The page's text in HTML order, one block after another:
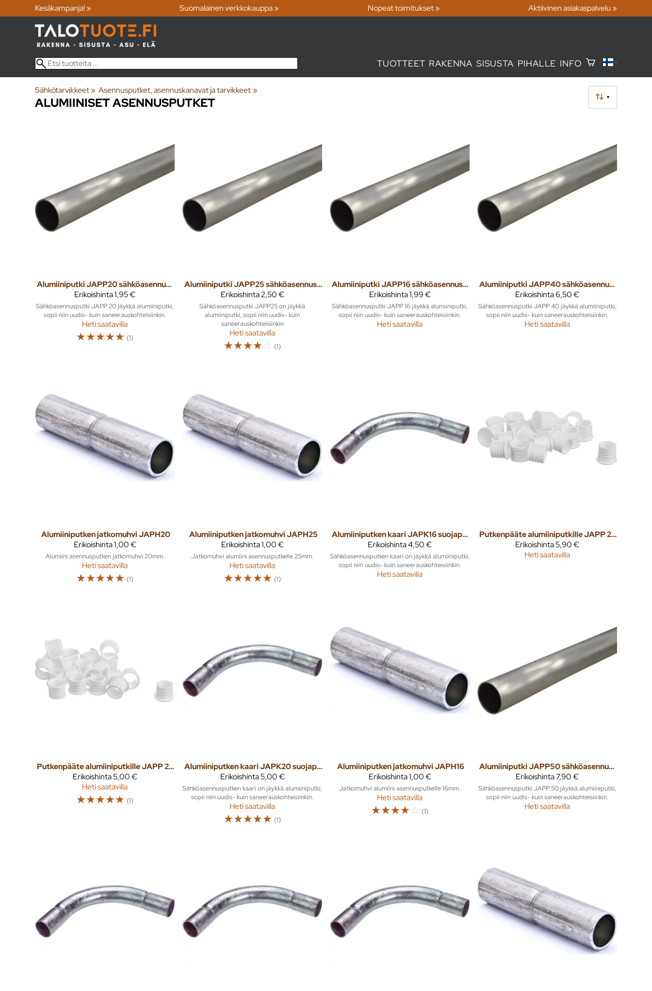
Kesäkampanja! » Suomalainen verkkokauppa » Nopeat toimitukset » Aktiivinen asiakaspalvelu »
TUOTTEET RAKENNA SISUSTA PIHALLE INFO
Sähkötarvikkeet‪» Asennusputket, asennuskanavat ja tarvikkeet ‪»
▼
ALUMIINISET ASENNUSPUTKET
Alumiiniputki JAPP20 sähköasennusputki 3m
Erikoishinta1,95 €
Sähköasennusputki JAPP 20 jäykkä alumiiniputki,
sopii niin uudis- kuin saneerauskohteisiinkin.
Heti saatavilla
☆☆☆☆☆ (1)
Alumiiniputki JAPP25 sähköasennusputki 3m
Erikoishinta2,50 €
Sähköasennusputki JAPP25 on jäykkä
alumiiniputki, sopii niin uudis- kuin
saneerauskohteisiinkin
Heti saatavilla
☆☆☆☆☆ (1)
Alumiiniputki JAPP16 sähköasennusputki 3m
Erikoishinta1,99 €
Sähköasennusputki JAPP 16 jäykkä alumiiniputki,
sopii niin uudis- kuin saneerauskohteisiinkin.
Heti saatavilla
Alumiiniputki JAPP40 sähköasennusputki 3m
Erikoishinta6,50 €
Sähköasennusputki JAPP 40 jäykkä alumiiniputki,
sopii niin uudis- kuin saneerauskohteisiinkin.
Heti saatavilla
Alumiiniputken jatkomuhvi JAPH20
Erikoishinta1,00 €
Alumiini asennusputken jatkomuhvi 20mm.
Heti saatavilla
☆☆☆☆☆ (1)
Alumiiniputken jatkomuhvi JAPH25
Erikoishinta1,00 €
Jatkomuhvi alumiini asennusputkelle 25mm.
Heti saatavilla
☆☆☆☆☆ (1)
Alumiiniputken kaari JAPK16 suojaputkenkaari
Erikoishinta4,50 €
Sähköasennusputken kaari on jäykkä alumiiniputki,
sopii niin uudis- kuin saneerauskohteisiinkin.
Heti saatavilla
Putkenpääte alumiiniputkille JAPP 25 20kpl /pkt
Erikoishinta5,90 €
Heti saatavilla
Putkenpääte alumiiniputkille JAPP 20 20kpl/pkt
Erikoishinta5,00 €
Heti saatavilla
☆☆☆☆☆ (1)
Alumiiniputken kaari JAPK20 suojaputkenkaari
Erikoishinta5,00 €
Sähköasennusputken kaari on jäykkä alumiiniputki,
sopii niin uudis- kuin saneerauskohteisiinkin.
Heti saatavilla
☆☆☆☆☆ (1)
Alumiiniputken jatkomuhvi JAPH16
Erikoishinta1,00 €
Jatkomuhvi alumiini asennusputkelle 16mm.
Heti saatavilla
☆☆☆☆☆ (1)
Alumiiniputki JAPP50 sähköasennusputki 3m
Erikoishinta7,90 €
Sähköasennusputki JAPP 50 jäykkä alumiiniputki,
sopii niin uudis- kuin saneerauskohteisiinkin.
Heti saatavilla